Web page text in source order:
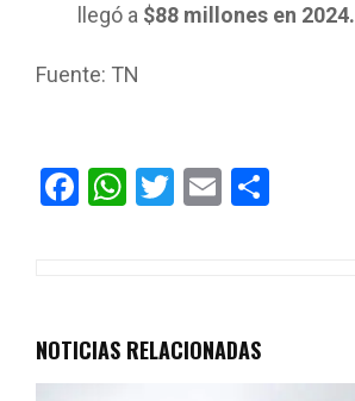
llegó a $88 millones en 2024.
Fuente: TN
F
o
o
W
A
T
E
tir
NOTICIAS RELACIONADAS